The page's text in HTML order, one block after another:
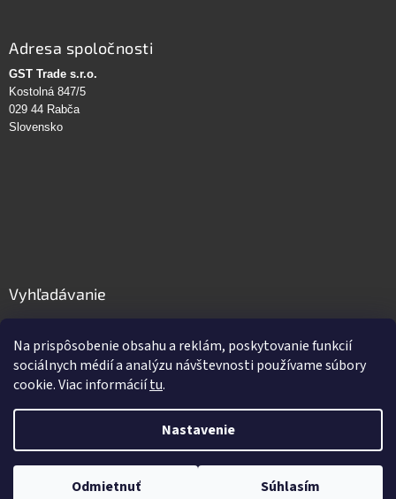
Na prispôsobenie obsahu a reklám, poskytovanie funkcií
sociálnych médií a analýzu návštevnosti používame súbory
cookie. Viac informáciítu.
Nastavenie
Odmietnuť Súhlasím
Adresa spoločnosti
GST Trade s.r.o.
Kostolná 847/5
029 44 Rabča
Slovensko
Vyhľadávanie
HĽADAŤ
Copyright 2026GastroPro.sk. Všetky práva vyhradené.Upraviť